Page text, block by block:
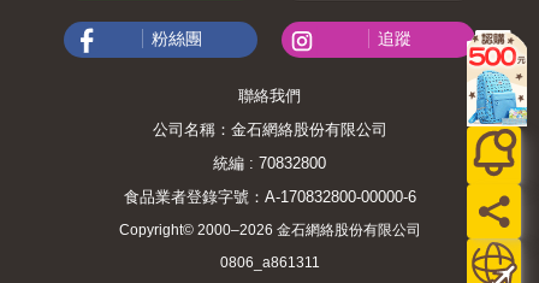
粉絲團 追蹤
聯絡我們
公司名稱：金石網絡股份有限公司
統編 : 70832800
食品業者登錄字號：A-170832800-00000-6
Copyright© 2000–2026 金石網絡股份有限公司
0806_a861311